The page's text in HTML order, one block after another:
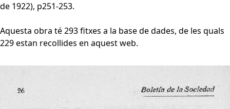
de 1922), p251-253.
Aquesta obra té 293 fitxes a la base de dades, de les quals
229 estan recollides en aquest web.